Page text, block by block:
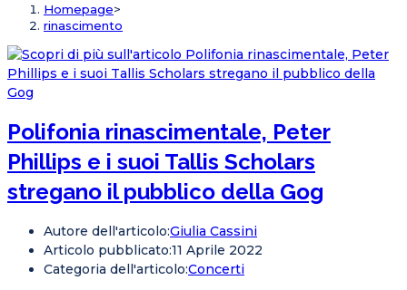
Homepage>
rinascimento
Polifonia rinascimentale, Peter
Phillips e i suoi Tallis Scholars
stregano il pubblico della Gog
Autore dell'articolo:Giulia Cassini
Articolo pubblicato:11 Aprile 2022
Categoria dell'articolo:Concerti